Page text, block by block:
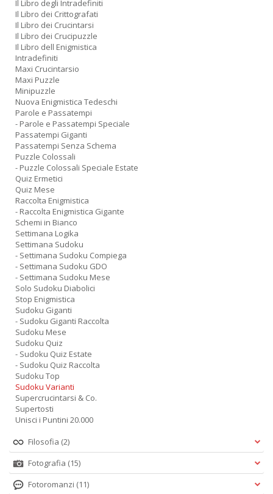
Il Libro degli Intradefiniti
Il Libro dei Crittografati
Il Libro dei Crucintarsi
Il Libro dei Crucipuzzle
Il Libro dell Enigmistica
Intradefiniti
Maxi Crucintarsio
Maxi Puzzle
Minipuzzle
Nuova Enigmistica Tedeschi
Parole e Passatempi
- Parole e Passatempi Speciale
Passatempi Giganti
Passatempi Senza Schema
Puzzle Colossali
- Puzzle Colossali Speciale Estate
Quiz Ermetici
Quiz Mese
Raccolta Enigmistica
- Raccolta Enigmistica Gigante
Schemi in Bianco
Settimana Logika
Settimana Sudoku
- Settimana Sudoku Compiega
- Settimana Sudoku GDO
- Settimana Sudoku Mese
Solo Sudoku Diabolici
Stop Enigmistica
Sudoku Giganti
- Sudoku Giganti Raccolta
Sudoku Mese
Sudoku Quiz
- Sudoku Quiz Estate
- Sudoku Quiz Raccolta
Sudoku Top
Sudoku Varianti
Supercrucintarsi & Co.
Supertosti
Unisci i Puntini 20.000
Filosofia (2)
Fotografia (15)
Fotoromanzi (11)